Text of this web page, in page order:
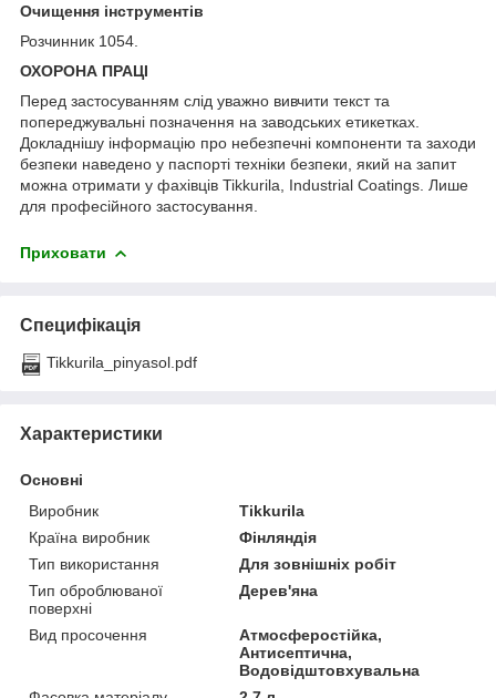
Очищення інструментів
Розчинник 1054.
ОХОРОНА ПРАЦІ
Перед застосуванням слід уважно вивчити текст та
попереджувальні позначення на заводських етикетках.
Докладнішу інформацію про небезпечні компоненти та заходи
безпеки наведено у паспорті техніки безпеки, який на запит
можна отримати у фахівців Tikkurila, Industrial Coatings. Лише
для професійного застосування.
Приховати
Специфікація
Tikkurila_pinyasol.pdf
Характеристики
Основні
Виробник
Tikkurila
Країна виробник
Фінляндія
Тип використання
Для зовнішніх робіт
Тип оброблюваної
поверхні
Дерев'яна
Вид просочення
Атмосферостійка,
Антисептична,
Водовідштовхувальна